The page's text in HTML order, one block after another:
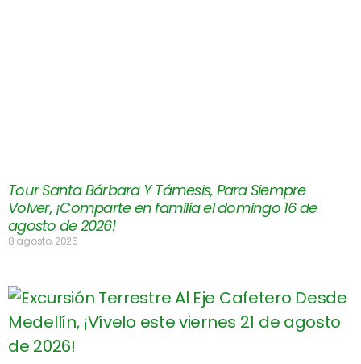
Tour Santa Bárbara Y Támesis, Para Siempre
Volver, ¡Comparte en familia el domingo 16 de
agosto de 2026!
8 agosto, 2026